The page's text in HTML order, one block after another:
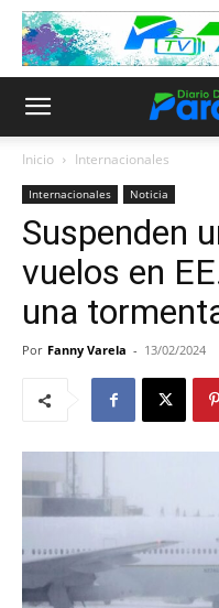
Inicio Internacionales
Internacionales Noticia
Suspenden
vuelos en
una
Por Fanny Varela - 13/02/2024